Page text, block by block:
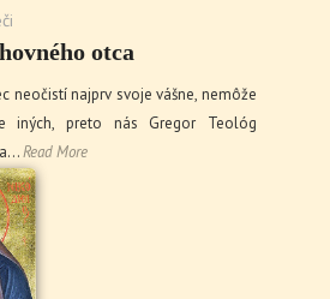
otca
neočistí najprv svoje vášne, nemôže
iných, preto nás Gregor Teológ
Read More